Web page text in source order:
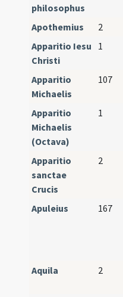
philosophus
Apothemius 2
Apparitio Iesu
Christi
1
Apparitio
Michaelis
107
Apparitio
Michaelis
(Octava)
1
Apparitio
sanctae
Crucis
2
Apuleius 167
Aquila
2